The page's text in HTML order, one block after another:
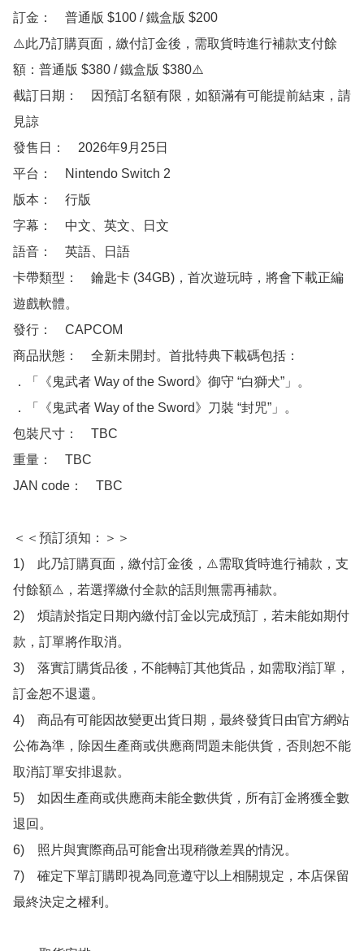
訂金：　普通版 $100 / 鐵盒版 $200
⚠️此乃訂購頁面，繳付訂金後，需取貨時進行補款支付餘
額：普通版 $380 / 鐵盒版 $380⚠️
截訂日期：　因預訂名額有限，如額滿有可能提前結束，請
見諒
發售日：　2026年9月25日
平台：　Nintendo Switch 2
版本：　行版
字幕：　中文、英文、日文
語音：　英語、日語
卡帶類型：　鑰匙卡 (34GB)，首次遊玩時，將會下載正編
遊戲軟體。
發行：　CAPCOM
商品狀態：　全新未開封。首批特典下載碼包括：
．「《鬼武者 Way of the Sword》御守 “白獅犬”」。
．「《鬼武者 Way of the Sword》刀裝 “封咒”」。
包裝尺寸：　TBC
重量：　TBC
JAN code：　TBC
＜＜預訂須知：＞＞
1)　此乃訂購頁面，繳付訂金後，⚠️需取貨時進行補款，支
付餘額⚠️，若選擇繳付全款的話則無需再補款。
2)　煩請於指定日期內繳付訂金以完成預訂，若未能如期付
款，訂單將作取消。
3)　落實訂購貨品後，不能轉訂其他貨品，如需取消訂單，
訂金恕不退還。
4)　商品有可能因故變更出貨日期，最終發貨日由官方網站
公佈為準，除因生產商或供應商問題未能供貨，否則恕不能
取消訂單安排退款。
5)　如因生產商或供應商未能全數供貨，所有訂金將獲全數
退回。
6)　照片與實際商品可能會出現稍微差異的情況。
7)　確定下單訂購即視為同意遵守以上相關規定，本店保留
最終決定之權利。